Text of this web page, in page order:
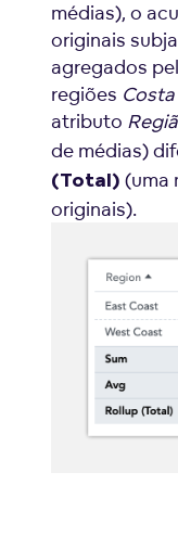
médias), o
originais
agregados
regiões
atributo
de médias)
(Total) (uma
originais).